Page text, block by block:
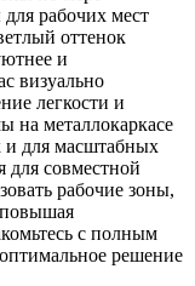
рабочих мест
оттенок
и
визуально
легкости и
на металлокаркасе
и для масштабных
для совместной
рабочие зоны,
повышая
с полным
решение